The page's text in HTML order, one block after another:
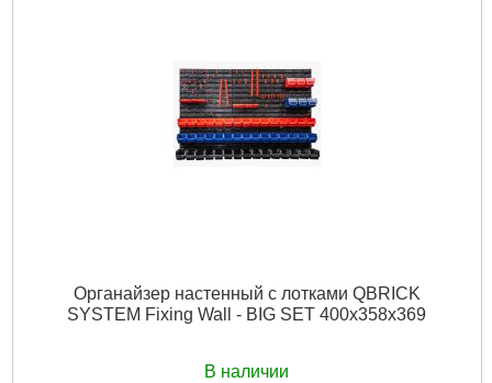
Подробнее...
Органайзер настенный с лотками QBRICK
SYSTEM Fixing Wall - BIG SET 400x358x369
В наличии